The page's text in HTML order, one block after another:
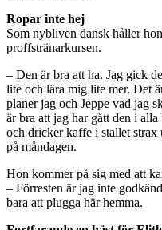
Ropar inte hej
Som nybliven dansk håller
proffstränarkursen.
– Den är bra att ha. Jag gick
lite och lära mig lite mer. Det
planer jag och Jeppe vad jag
är bra att jag har gått den i
och dricker kaffe i stallet strax
på måndagen.
Hon kommer på sig med att
– Förresten är jag inte
bara att plugga här hemma.